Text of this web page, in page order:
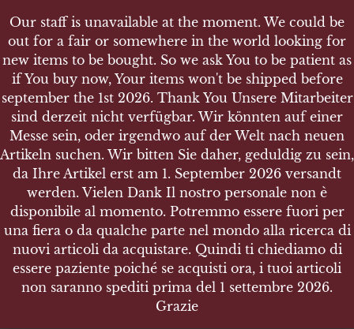
SHOP
WEHRMACHT GASMASKE DOSE - MODEL LONG
CASE (1938 - 1945)
Wehrmacht Gasmaske Dose
model long case (1938
1945)
Wehrmacht Gasmaske Dose – model long case (1938 – 1945)
Our staff is unavailable at the moment. We could be
out for a fair or somewhere in the world looking for
new items to be bought. So we ask You to be patient as
if You buy now, Your items won't be shipped before
september the 1st 2026. Thank You Unsere Mitarbeiter
sind derzeit nicht verfügbar. Wir könnten auf einer
Messe sein, oder irgendwo auf der Welt nach neuen
Artikeln suchen. Wir bitten Sie daher, geduldig zu sein,
da Ihre Artikel erst am 1. September 2026 versandt
werden. Vielen Dank Il nostro personale non è
disponibile al momento. Potremmo essere fuori per
una fiera o da qualche parte nel mondo alla ricerca di
nuovi articoli da acquistare. Quindi ti chiediamo di
essere paziente poiché se acquisti ora, i tuoi articoli
non saranno spediti prima del 1 settembre 2026.
Grazie
Our staff is unavailable at the moment. We could be
out for a fair or somewhere in the world looking for
new items to be bought. So we ask You to be patient as
if You buy now, Your items won't be shipped before
september the 1st 2026. Thank You Unsere Mitarbeiter
sind derzeit nicht verfügbar. Wir könnten auf einer
Messe sein, oder irgendwo auf der Welt nach neuen
Artikeln suchen. Wir bitten Sie daher, geduldig zu sein,
da Ihre Artikel erst am 1. September 2026 versandt
werden. Vielen Dank Il nostro personale non è
disponibile al momento. Potremmo essere fuori per
una fiera o da qualche parte nel mondo alla ricerca di
nuovi articoli da acquistare. Quindi ti chiediamo di
essere paziente poiché se acquisti ora, i tuoi articoli
non saranno spediti prima del 1 settembre 2026.
Grazie